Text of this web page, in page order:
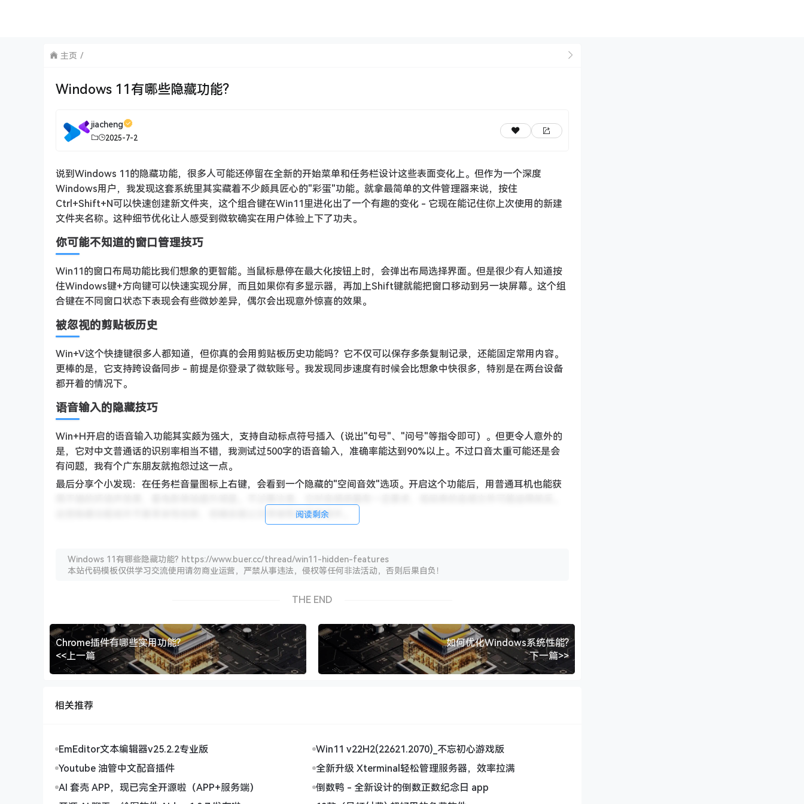
主页
Windows 11有哪些隐藏功能?
jiacheng
2025-7-2
说到Windows 11的隐藏功能，很多人可能还停留在全新的开始菜单和任务栏设计这些表面变化上。但作为一个深度
Windows用户，我发现这套系统里其实藏着不少颇具匠心的"彩蛋"功能。就拿最简单的文件管理器来说，按住
Ctrl+Shift+N可以快速创建新文件夹，这个组合键在Win11里进化出了一个有趣的变化 - 它现在能记住你上次使用的新建
文件夹名称。这种细节优化让人感受到微软确实在用户体验上下了功夫。
你可能不知道的窗口管理技巧
Win11的窗口布局功能比我们想象的更智能。当鼠标悬停在最大化按钮上时，会弹出布局选择界面。但是很少有人知道按
住Windows键+方向键可以快速实现分屏，而且如果你有多显示器，再加上Shift键就能把窗口移动到另一块屏幕。这个组
合键在不同窗口状态下表现会有些微妙差异，偶尔会出现意外惊喜的效果。
被忽视的剪贴板历史
Win+V这个快捷键很多人都知道，但你真的会用剪贴板历史功能吗？它不仅可以保存多条复制记录，还能固定常用内容。
更棒的是，它支持跨设备同步 - 前提是你登录了微软账号。我发现同步速度有时候会比想象中快很多，特别是在两台设备
都开着的情况下。
语音输入的隐藏技巧
Win+H开启的语音输入功能其实颇为强大，支持自动标点符号插入（说出"句号"、"问号"等指令即可）。但更令人意外的
是，它对中文普通话的识别率相当不错，我测试过500字的语音输入，准确率能达到90%以上。不过口音太重可能还是会
有问题，我有个广东朋友就抱怨过这一点。
最后分享个小发现：在任务栏音量图标上右键，会看到一个隐藏的"空间音效"选项。开启这个功能后，用普通耳机也能获
这些隐藏功能或许不算革命性创新，但确实能让日常使用变得更顺手。
阅读剩余
Windows 11有哪些隐藏功能? https://www.buer.cc/thread/win11-hidden-features
本站代码模板仅供学习交流使用请勿商业运营，严禁从事违法，侵权等任何非法活动，否则后果自负！
THE END
Chrome插件有哪些实用功能?
<<上一篇
如何优化Windows系统性能?
下一篇>>
相关推荐
EmEditor文本编辑器v25.2.2专业版
Win11 v22H2(22621.2070)_不忘初心游戏版
Youtube 油管中文配音插件
全新升级 Xterminal轻松管理服务器，效率拉满
AI 套壳 APP，现已完全开源啦（APP+服务端）
倒数鸭 - 全新设计的倒数正数纪念日 app